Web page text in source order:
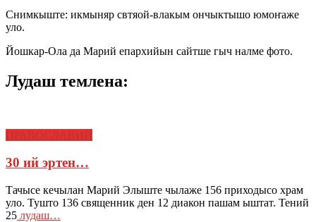
Снимкыште: икмыняр свтяой-влакым ончыктышо юмоҥаже
уло.
Йошкар-Ола да Марий епархийын сайтше гыч налме фото.
Лудаш темлена:
30 ий эртен…
Тачысе кечылан Марий Элыште чылаже 156 приходысо храм
уло. Тушто 136 священник ден 12 диакон пашам ыштат. Тений
25 лудаш…